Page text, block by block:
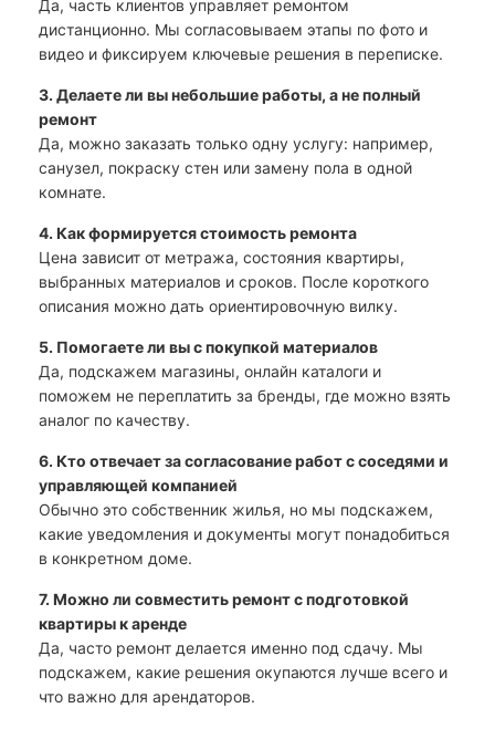
Да, часть клиентов управляет ремонтом
дистанционно. Мы согласовываем этапы по фото и
видео и фиксируем ключевые решения в переписке.
3. Делаете ли вы небольшие работы, а не полный
ремонт
Да, можно заказать только одну услугу: например,
санузел, покраску стен или замену пола в одной
комнате.
4. Как формируется стоимость ремонта
Цена зависит от метража, состояния квартиры,
выбранных материалов и сроков. После короткого
описания можно дать ориентировочную вилку.
5. Помогаете ли вы с покупкой материалов
Да, подскажем магазины, онлайн каталоги и
поможем не переплатить за бренды, где можно взять
аналог по качеству.
6. Кто отвечает за согласование работ с соседями и
управляющей компанией
Обычно это собственник жилья, но мы подскажем,
какие уведомления и документы могут понадобиться
в конкретном доме.
7. Можно ли совместить ремонт с подготовкой
квартиры к аренде
Да, часто ремонт делается именно под сдачу. Мы
подскажем, какие решения окупаются лучше всего и
что важно для арендаторов.